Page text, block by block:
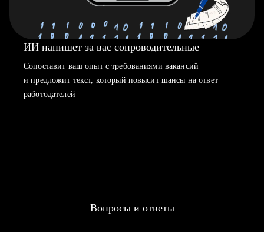
ИИ напишет за вас сопроводительные
Сопоставит ваш опыт с требованиями вакансий
и предложит текст, который повысит шансы на ответ
работодателей
Вопросы и ответы